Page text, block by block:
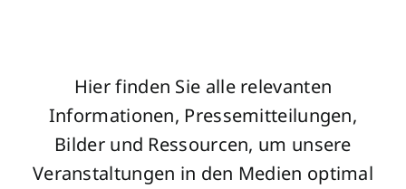
Hier finden Sie alle relevanten
Informationen, Pressemitteilungen,
Bilder und Ressourcen, um unsere
Veranstaltungen in den Medien optimal